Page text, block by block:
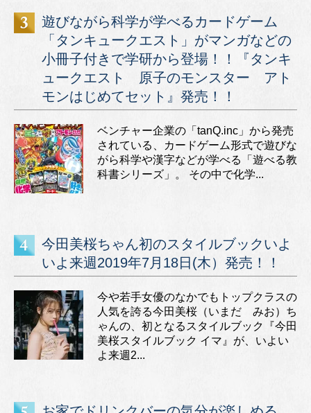
遊びながら科学が学べるカードゲーム
「タンキュークエスト」がマンガなどの
小冊子付きで学研から登場！！『タンキ
ュークエスト 原子のモンスター アト
モンはじめてセット』発売！！
ベンチャー企業の「tanQ.inc」から発売
されている、カードゲーム形式で遊びな
がら科学や漢字などが学べる「遊べる教
科書シリーズ」。 その中で化学...
今田美桜ちゃん初のスタイルブックいよ
いよ来週2019年7月18日(木）発売！！
今や若手女優のなかでもトップクラスの
人気を誇る今田美桜（いまだ みお）ち
ゃんの、初となるスタイルブック『今田
美桜スタイルブック イマ』が、いよい
よ来週2...